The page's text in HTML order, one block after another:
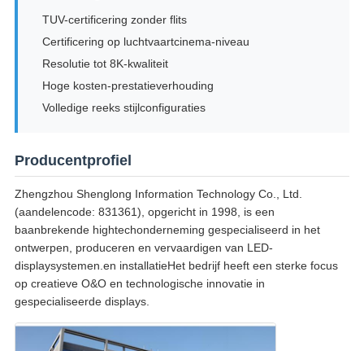
TUV-certificering zonder flits
Certificering op luchtvaartcinema-niveau
Resolutie tot 8K-kwaliteit
Hoge kosten-prestatieverhouding
Volledige reeks stijlconfiguraties
Producentprofiel
Zhengzhou Shenglong Information Technology Co., Ltd.
(aandelencode: 831361), opgericht in 1998, is een
baanbrekende hightechonderneming gespecialiseerd in het
ontwerpen, produceren en vervaardigen van LED-
displaysystemen.en installatieHet bedrijf heeft een sterke focus
op creatieve O&O en technologische innovatie in
gespecialiseerde displays.